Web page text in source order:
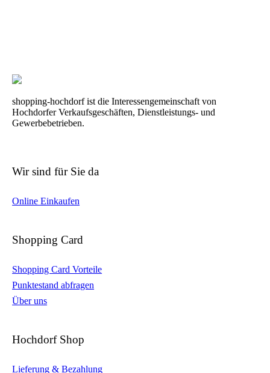
shopping-hochdorf ist die Interessengemeinschaft von
Hochdorfer Verkaufsgeschäften, Dienstleistungs- und
Gewerbebetrieben.
Wir sind für Sie da
Online Einkaufen
Shopping Card
Shopping Card Vorteile
Punktestand abfragen
Über uns
Hochdorf Shop
Lieferung & Bezahlung